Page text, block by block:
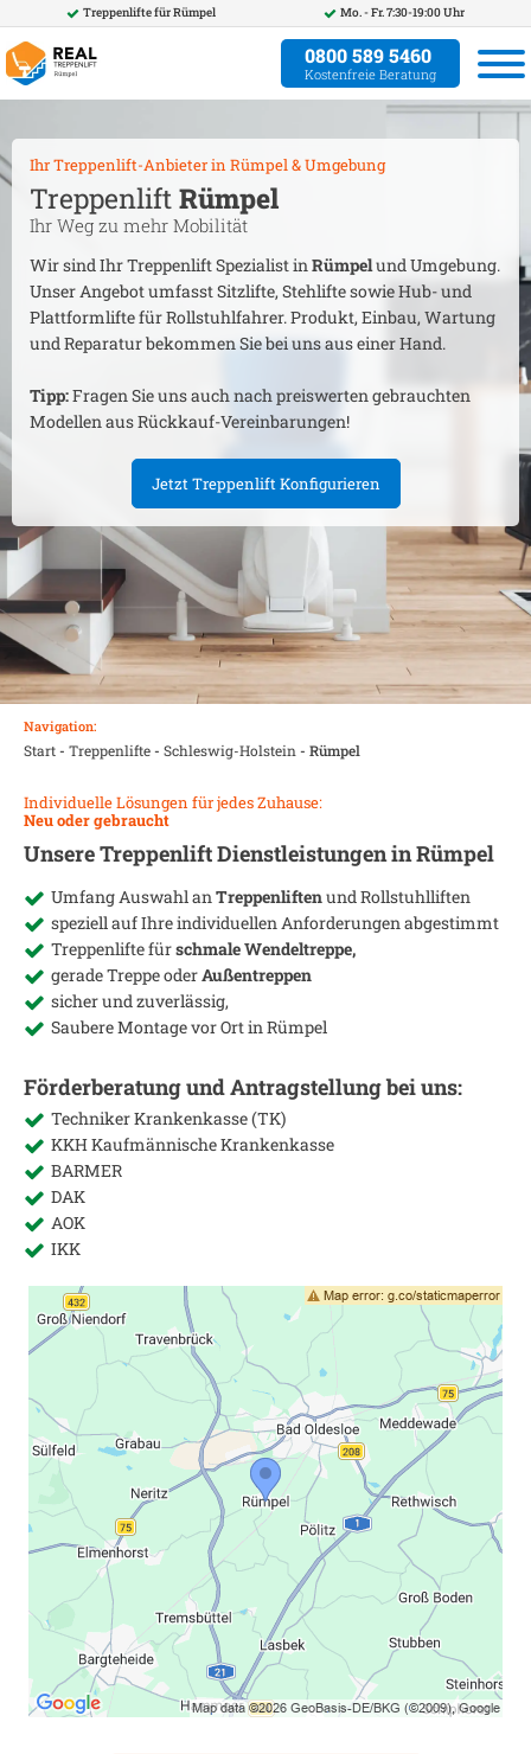
Treppenlifte fürRümpel Mo. - Fr. 7:30-19:00 Uhr
0800 589 5460
Kostenfreie Beratung
Ihr Treppenlift-Anbieter in Rümpel& Umgebung
Treppenlift Rümpel
Ihr Weg zu mehr Mobilität
Wir sind Ihr Treppenlift Spezialist inRümpelund Umgebung.
Unser Angebot umfasst Sitzlifte, Stehlifte sowie Hub- und
Plattformlifte für Rollstuhlfahrer. Produkt, Einbau, Wartung
und Reparatur bekommen Sie bei uns aus einer Hand.
Tipp:Fragen Sie uns auch nach preiswerten gebrauchten
Modellen aus Rückkauf-Vereinbarungen!
Jetzt Treppenlift Konfigurieren
Navigation:
Start- Treppenlifte- Schleswig-Holstein - Rümpel
Individuelle Lösungen für jedes Zuhause:
Neu oder gebraucht
Unsere Treppenlift Dienstleistungen inRümpel
Umfang Auswahl anTreppenliftenund Rollstuhlliften
speziell auf Ihre individuellen Anforderungen abgestimmt
Treppenlifte fürschmale Wendeltreppe,
gerade Treppe oderAußentreppen
sicher und zuverlässig,
Saubere Montage vor Ort inRümpel
Förderberatung und Antragstellung bei uns:
Techniker Krankenkasse (TK)
KKH Kaufmännische Krankenkasse
BARMER
DAK
AOK
IKK